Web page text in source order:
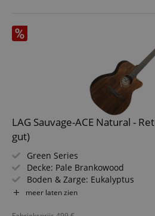
LAG Sauvage-ACE Natural -
gut)
Green Series
Decke: Pale Brankowood
Boden & Zarge: Eukalyptus
Griffbrett/Hals: Black
meer laten zien